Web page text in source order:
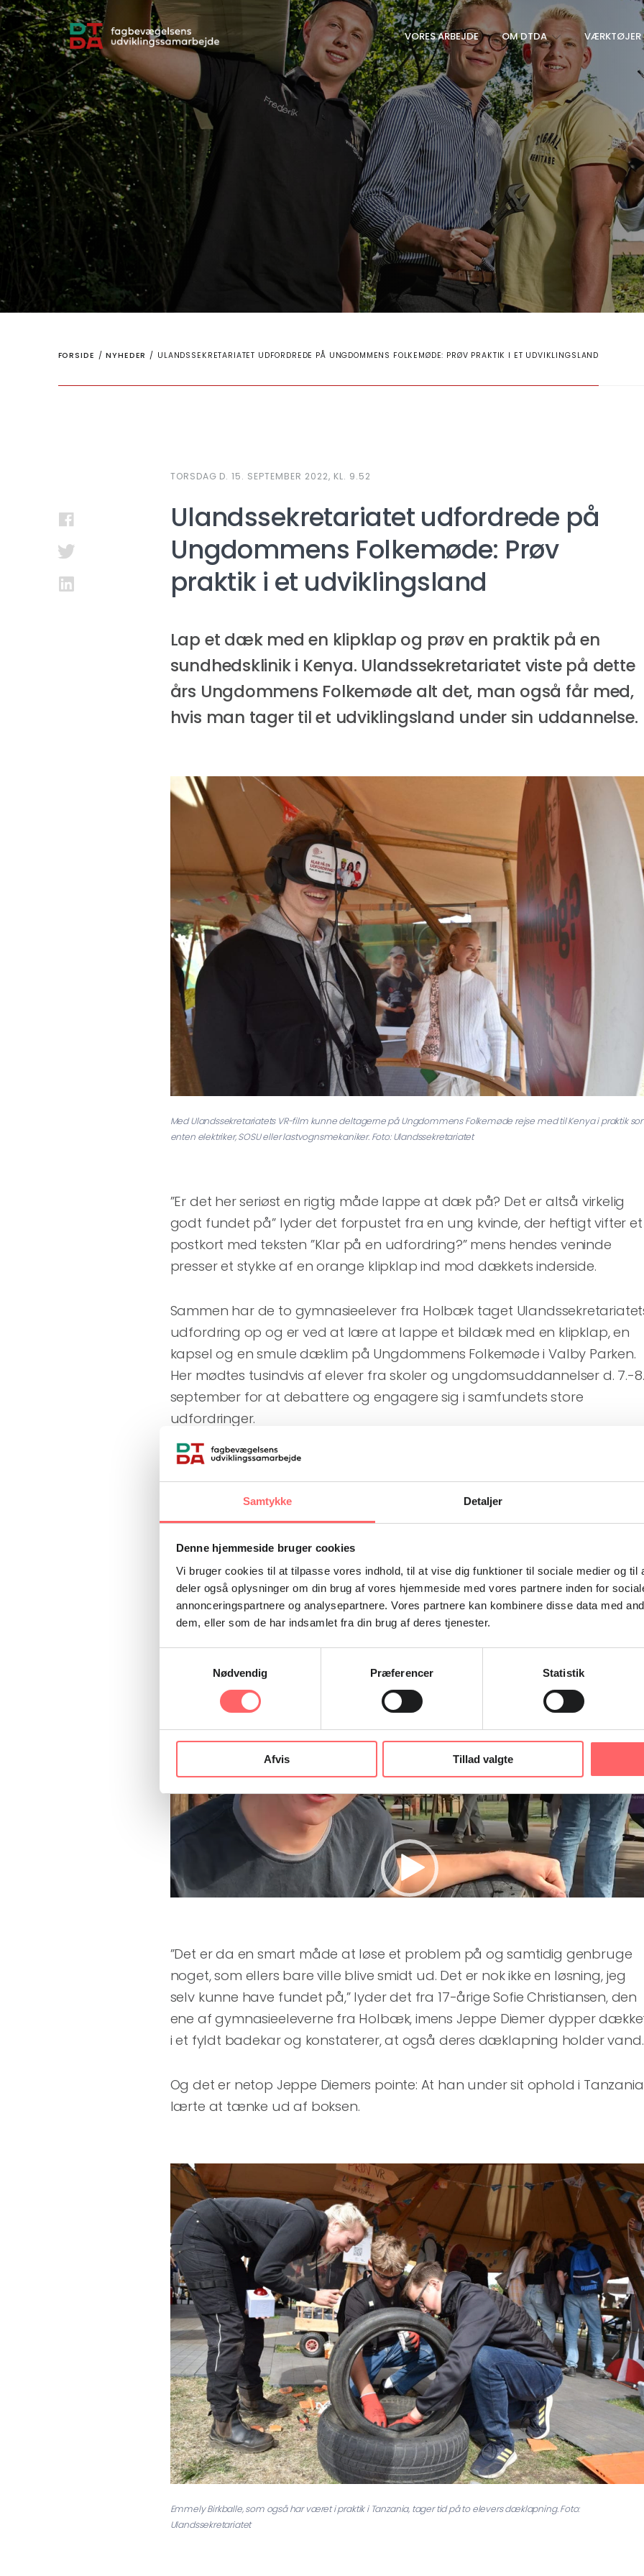
Samtykke Detaljer
Denne hjemmeside bruger cookies
Vi bruger cookies til at tilpasse vores indhold, til at vise dig funktioner til sociale medier og til
deler også oplysninger om din brug af vores hjemmeside med vores partnere inden for
annonceringspartnere og analysepartnere. Vores partnere kan kombinere disse data med
dem, eller som de har indsamlet fra din brug af deres tjenester.
Nødvendig
Præferencer Statistik
Afvis Tillad valgte
VORES ARBEJDE OM DTDA VÆRKTØJER
FORSIDE / NYHEDER / ULANDSSEKRETARIATET UDFORDREDE PÅ UNGDOMMENS FOLKEMØDE: PRØV PRAKTIK I ET UDVIKLINGSLAND
TORSDAG D. 15. SEPTEMBER 2022, KL. 9.52
Ulandssekretariatet udfordrede på
Ungdommens Folkemøde: Prøv
praktik i et udviklingsland
Lap et dæk med en klipklap og prøv en praktik på en
sundhedsklinik i Kenya. Ulandssekretariatet viste på dette
års Ungdommens Folkemøde alt det, man også får med,
hvis man tager til et udviklingsland under sin uddannelse.
Med Ulandssekretariatets VR-film kunne deltagerne på Ungdommens Folkemøde rejse med til Kenya i praktik
enten elektriker, SOSU eller lastvognsmekaniker. Foto: Ulandssekretariatet
”Er det her seriøst en rigtig måde lappe at dæk på? Det er altså virkelig
godt fundet på” lyder det forpustet fra en ung kvinde, der heftigt vifter et
postkort med teksten ”Klar på en udfordring?” mens hendes veninde
presser et stykke af en orange klipklap ind mod dækkets inderside.
Sammen har de to gymnasieelever fra Holbæk taget
udfordring op og er ved at lære at lappe et bildæk med en klipklap, en
kapsel og en smule dæklim på Ungdommens Folkemøde i Valby Parken.
Her mødtes tusindvis af elever fra skoler og ungdomsuddannelser d. 7.-8.
september for at debattere og engagere sig i samfundets store
udfordringer.
”Ja, det var noget, vi lærte, da jeg var i praktik i Tanzania,” svarer 22-årige
Jeppe Diemer, som faciliterer dæklapningen. Han var sidste efterår seks
uger i Tanzania i forbindelse med sin uddannelse til
landbrugsmaskinmekaniker, og han fortæller passioneret om oplevelsen
til alle, der kommer forbi. I videoen herunder kan du selv høre ham
fortælle.
Brug
op/ned
piletasterne
for
op
”Det er da en smart måde at løse et problem på og samtidig genbruge
noget, som ellers bare ville blive smidt ud. Det er nok ikke en løsning, jeg
selv kunne have fundet på,” lyder det fra 17-årige Sofie Christiansen, den
ene af gymnasieeleverne fra Holbæk, imens Jeppe Diemer dypper
i et fyldt badekar og konstaterer, at også deres dæklapning holder vand.
Og det er netop Jeppe Diemers pointe: At han under sit ophold i Tanzania
lærte at tænke ud af boksen.
Emmely Birkballe, som også har været i praktik i Tanzania, tager tid på to elevers dæklapning. Foto:
Ulandssekretariatet